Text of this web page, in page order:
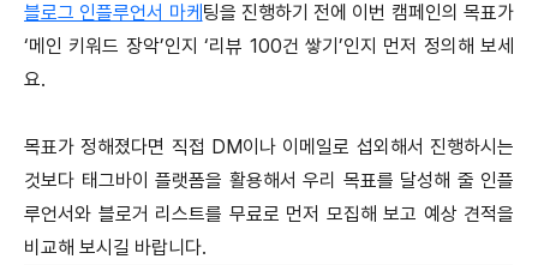
블로그 인플루언서 마케팅을 진행하기 전에 이번 캠페인의 목표가
‘메인 키워드 장악’인지 ‘리뷰 100건 쌓기’인지 먼저 정의해 보세
요.
목표가 정해졌다면 직접 DM이나 이메일로 섭외해서 진행하시는
것보다 태그바이 플랫폼을 활용해서 우리 목표를 달성해 줄 인플
루언서와 블로거 리스트를 무료로 먼저 모집해 보고 예상 견적을
비교해 보시길 바랍니다.